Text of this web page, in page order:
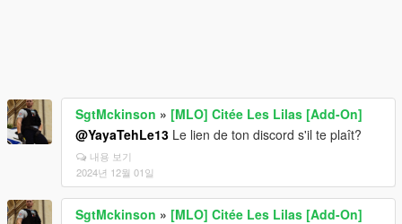
SgtMckinson » [MLO] Citée Les Lilas [Add-On]
@YayaTehLe13 Le lien de ton discord s'il te plaît?
내용 보기
2024년 12월 01일
SgtMckinson » [MLO] Citée Les Lilas [Add-On]